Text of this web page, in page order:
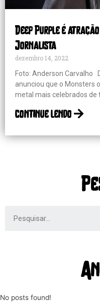
Deep Purple é
Jornalista
dezembro 14, 2022
Foto: Anderson Carvalho
anunciou que o Monsters
metal mais celebrados de
continue lendo
No posts found!